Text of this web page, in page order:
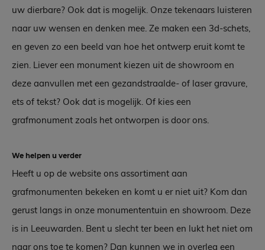
uw dierbare? Ook dat is mogelijk. Onze tekenaars luisteren
naar uw wensen en denken mee. Ze maken een 3d-schets,
en geven zo een beeld van hoe het ontwerp eruit komt te
zien. Liever een monument kiezen uit de showroom en
deze aanvullen met een gezandstraalde- of laser gravure,
ets of tekst? Ook dat is mogelijk. Of kies een
grafmonument zoals het ontworpen is door ons.
We helpen u verder
Heeft u op de website ons assortiment aan
grafmonumenten bekeken en komt u er niet uit? Kom dan
gerust langs in onze monumententuin en showroom. Deze
is in Leeuwarden. Bent u slecht ter been en lukt het niet om
naar ons toe te komen? Dan kunnen we in overleg een